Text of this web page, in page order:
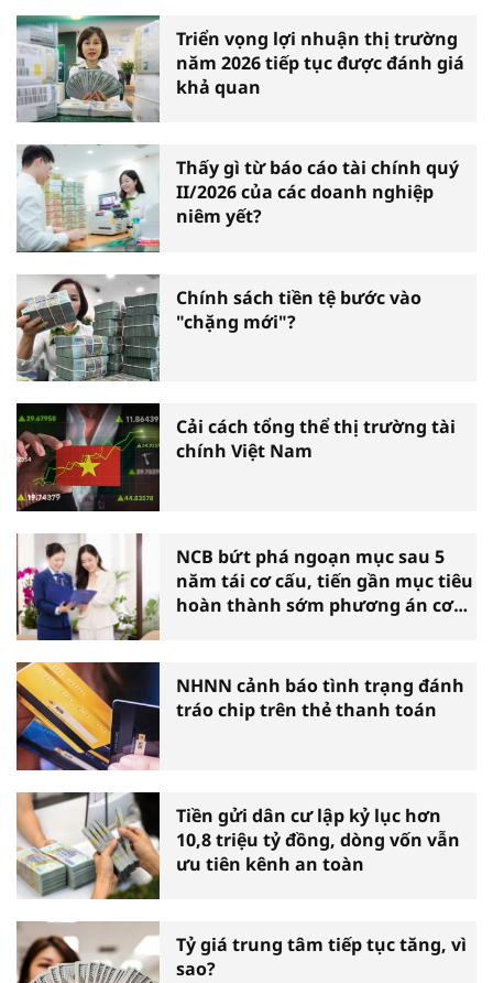
Triển vọng lợi nhuận thị trường
năm 2026 tiếp tục được đánh giá
khả quan
Thấy gì từ báo cáo tài chính quý
II/2026 của các doanh nghiệp
niêm yết?
Chính sách tiền tệ bước vào
"chặng mới"?
Cải cách tổng thể thị trường tài
chính Việt Nam
NCB bứt phá ngoạn mục sau 5
năm tái cơ cấu, tiến gần mục tiêu
hoàn thành sớm phương án cơ
NHNN cảnh báo tình trạng đánh
tráo chip trên thẻ thanh toán
Tiền gửi dân cư lập kỷ lục hơn
10,8 triệu tỷ đồng, dòng vốn vẫn
ưu tiên kênh an toàn
Tỷ giá trung tâm tiếp tục tăng, vì
sao?